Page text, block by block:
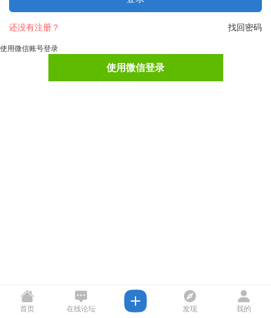
找回密码
还没有注册？
使用微信账号登录
使用微信登录
首页 在线论坛 发现 我的